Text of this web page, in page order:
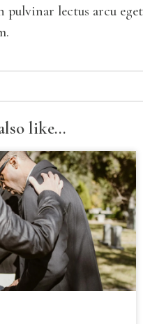
pulvinar lectus arcu eget
like...